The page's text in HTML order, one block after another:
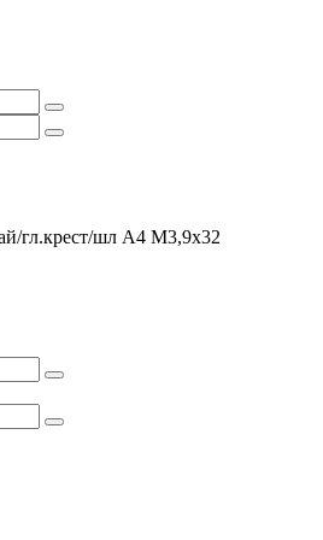
гл.крест/шл А4 М3,9х32